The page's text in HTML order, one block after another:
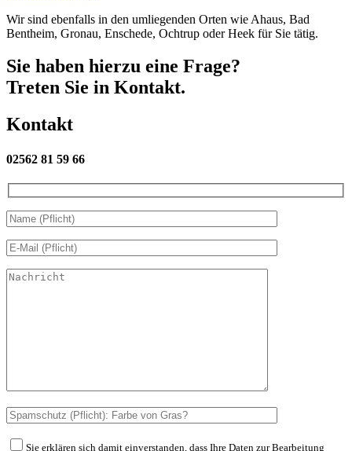
Wir sind ebenfalls in den umliegenden Orten wie Ahaus, Bad
Bentheim, Gronau, Enschede, Ochtrup oder Heek für Sie tätig.
Sie haben hierzu eine Frage?
Treten Sie in Kontakt.
Kontakt
02562 81 59 66
Sie erklären sich damit einverstanden, dass Ihre Daten zur Bearbeitung